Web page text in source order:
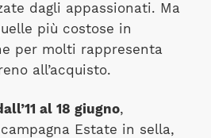
dagli appassionati. Ma
più costose in
per molti rappresenta
all’acquisto.
al 18 giugno,
Estate in sella,